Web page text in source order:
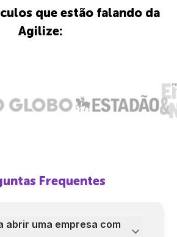
que estão falando da
Agilize:
Frequentes
abrir uma empresa com